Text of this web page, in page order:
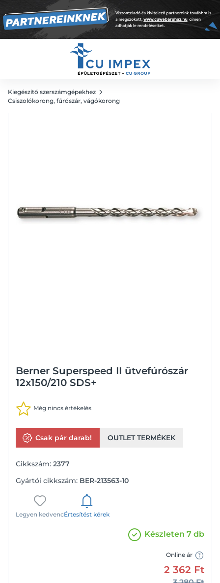
Kiegészítő szerszámgépekhez
Csiszolókorong, fúrószár, vágókorong
Berner Superspeed II ütvefúrószár
12x150/210 SDS+
Még nincs értékelés
Csak pár darab! OUTLET TERMÉKEK
Cikkszám: 2377
Gyártói cikkszám: BER-213563-10
Legyen kedvencÉrtesítést kérek
Készleten 7 db
Online ár
2 362 Ft
2 362 Ft
3 280 Ft